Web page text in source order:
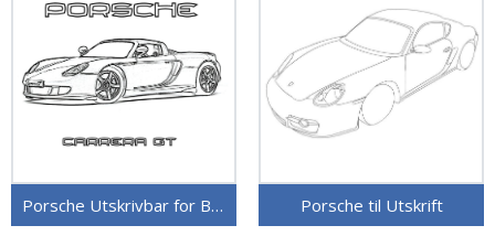
Porsche Utskrivbar for Barn Porsche til Utskrift